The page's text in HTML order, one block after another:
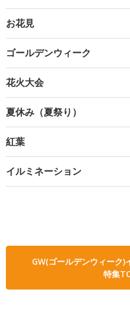
お花見
ゴールデンウィーク
花火大会
夏休み（夏祭り）
紅葉
イルミネーション
GW(ゴールデンウィーク)
特集